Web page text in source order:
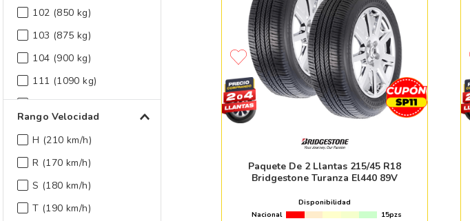
102 (850 kg)
103 (875 kg)
104 (900 kg)
111 (1090 kg)
115 (1215 kg)
83 (487 kg)
84 (500 kg)
Mostrar 12 más
Rango Velocidad
H (210 km/h)
R (170 km/h)
S (180 km/h)
T (190 km/h)
Paquete De 2 Llantas 215/45 R18
Bridgestone Turanza El440 89V
Disponibilidad
Nacional
15pzs